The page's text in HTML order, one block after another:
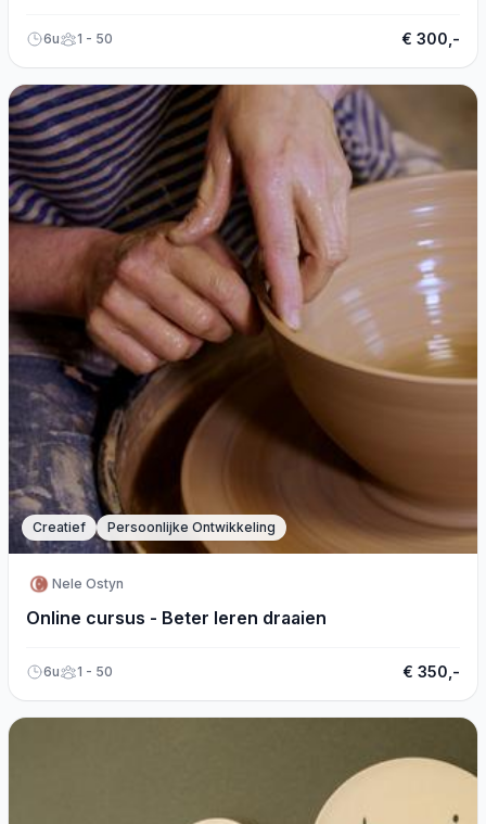
6u 1 - 50 € 300,-
Creatief Persoonlijke Ontwikkeling
Nele Ostyn
Online cursus - Beter leren draaien
6u 1 - 50 € 350,-